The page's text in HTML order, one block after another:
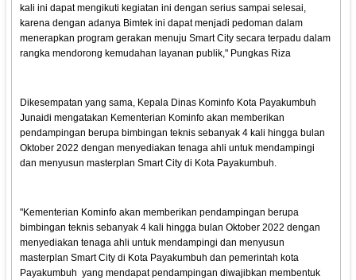
kali ini dapat mengikuti kegiatan ini dengan serius sampai selesai,
karena dengan adanya Bimtek ini dapat menjadi pedoman dalam
menerapkan program gerakan menuju Smart City secara terpadu dalam
rangka mendorong kemudahan layanan publik," Pungkas Riza
Dikesempatan yang sama, Kepala Dinas Kominfo Kota Payakumbuh
Junaidi mengatakan Kementerian Kominfo akan memberikan
pendampingan berupa bimbingan teknis sebanyak 4 kali hingga bulan
Oktober 2022 dengan menyediakan tenaga ahli untuk mendampingi
dan menyusun masterplan Smart City di Kota Payakumbuh.
"Kementerian Kominfo akan memberikan pendampingan berupa
bimbingan teknis sebanyak 4 kali hingga bulan Oktober 2022 dengan
menyediakan tenaga ahli untuk mendampingi dan menyusun
masterplan Smart City di Kota Payakumbuh dan pemerintah kota
Payakumbuh yang mendapat pendampingan diwajibkan membentuk